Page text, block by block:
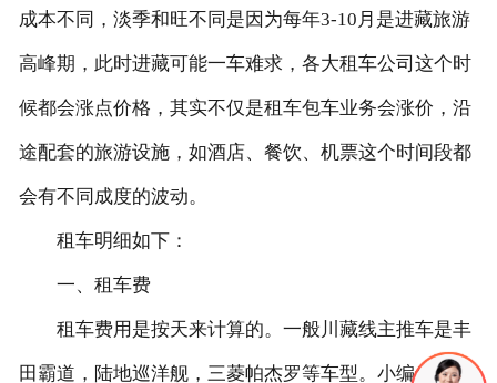
成本不同，淡季和旺不同是因为每年3-10月是进藏旅游
高峰期，此时进藏可能一车难求，各大租车公司这个时
候都会涨点价格，其实不仅是租车包车业务会涨价，沿
途配套的旅游设施，如酒店、餐饮、机票这个时间段都
会有不同成度的波动。
租车明细如下：
一、租车费
租车费用是按天来计算的。一般川藏线主推车是丰
田霸道，陆地巡洋舰，三菱帕杰罗等车型。小编也上传